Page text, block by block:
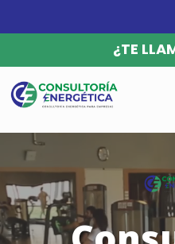
¿TE
Reproductor
de
vídeo